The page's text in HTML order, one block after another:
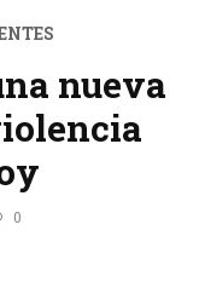
nueva
0